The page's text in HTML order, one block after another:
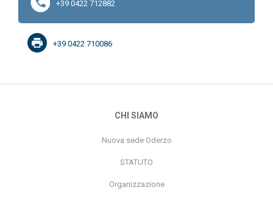
+39 0422 712882
+39 0422 710086
CHI SIAMO
Nuova sede Oderzo
STATUTO
Organizzazione